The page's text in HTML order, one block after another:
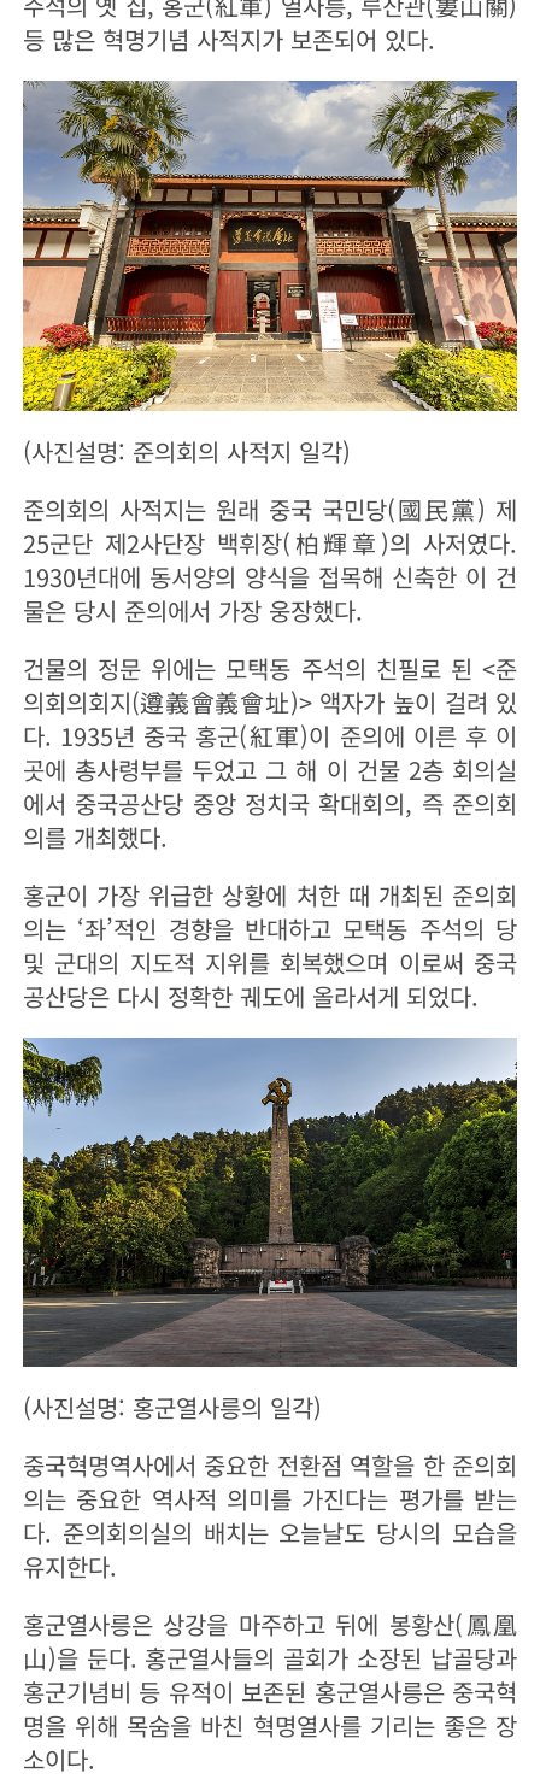
등 많은 혁명기념 사적지가 보존되어 있다.
(사진설명: 준의회의 사적지 일각)
준의회의 사적지는 원래 중국 국민당(國民黨) 제
25군단 제2사단장 백휘장(柏輝章)의 사저였다.
1930년대에 동서양의 양식을 접목해 신축한 이 건
물은 당시 준의에서 가장 웅장했다.
건물의 정문 위에는 모택동 주석의 친필로 된 <준
의회의회지(遵義會義會址)> 액자가 높이 걸려 있
다. 1935년 중국 홍군(紅軍)이 준의에 이른 후 이
곳에 총사령부를 두었고 그 해 이 건물 2층 회의실
에서 중국공산당 중앙 정치국 확대회의, 즉 준의회
의를 개최했다.
홍군이 가장 위급한 상황에 처한 때 개최된 준의회
의는 ‘좌’적인 경향을 반대하고 모택동 주석의 당
및 군대의 지도적 지위를 회복했으며 이로써 중국
공산당은 다시 정확한 궤도에 올라서게 되었다.
(사진설명: 홍군열사릉의 일각)
중국혁명역사에서 중요한 전환점 역할을 한 준의회
의는 중요한 역사적 의미를 가진다는 평가를 받는
다. 준의회의실의 배치는 오늘날도 당시의 모습을
유지한다.
홍군열사릉은 상강을 마주하고 뒤에 봉황산(鳳凰
山)을 둔다. 홍군열사들의 골회가 소장된 납골당과
홍군기념비 등 유적이 보존된 홍군열사릉은 중국혁
명을 위해 목숨을 바친 혁명열사를 기리는 좋은 장
소이다.